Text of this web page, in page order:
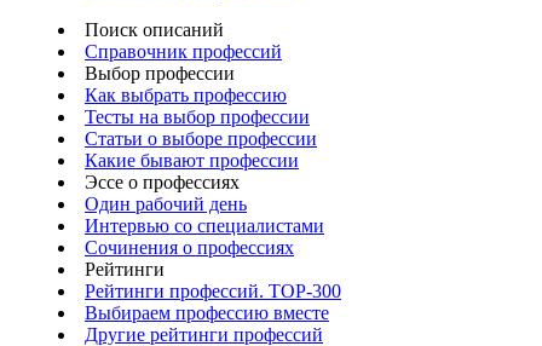
Поиск описаний
Справочник профессий
Выбор профессии
Как выбрать профессию
Тесты на выбор профессии
Статьи о выборе профессии
Какие бывают профессии
Эссе о профессиях
Один рабочий день
Интервью со специалистами
Сочинения о профессиях
Рейтинги
Рейтинги профессий. TOP-300
Выбираем профессию вместе
Другие рейтинги профессий